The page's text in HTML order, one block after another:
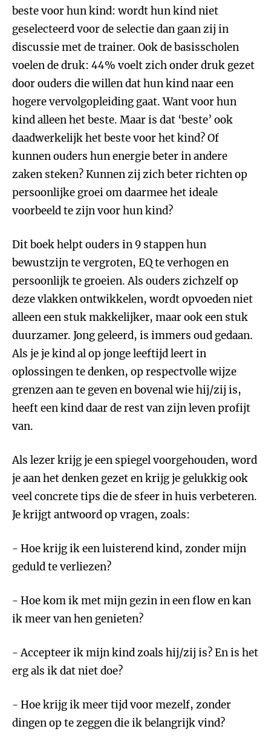
beste voor hun kind: wordt hun kind niet
geselecteerd voor de selectie dan gaan zij in
discussie met de trainer. Ook de basisscholen
voelen de druk: 44% voelt zich onder druk gezet
door ouders die willen dat hun kind naar een
hogere vervolgopleiding gaat. Want voor hun
kind alleen het beste. Maar is dat ‘beste’ ook
daadwerkelijk het beste voor het kind? Of
kunnen ouders hun energie beter in andere
zaken steken? Kunnen zij zich beter richten op
persoonlijke groei om daarmee het ideale
voorbeeld te zijn voor hun kind?
Dit boek helpt ouders in 9 stappen hun
bewustzijn te vergroten, EQ te verhogen en
persoonlijk te groeien. Als ouders zichzelf op
deze vlakken ontwikkelen, wordt opvoeden niet
alleen een stuk makkelijker, maar ook een stuk
duurzamer. Jong geleerd, is immers oud gedaan.
Als je je kind al op jonge leeftijd leert in
oplossingen te denken, op respectvolle wijze
grenzen aan te geven en bovenal wie hij/zij is,
heeft een kind daar de rest van zijn leven profijt
van.
Als lezer krijg je een spiegel voorgehouden, word
je aan het denken gezet en krijg je gelukkig ook
veel concrete tips die de sfeer in huis verbeteren.
Je krijgt antwoord op vragen, zoals:
- Hoe krijg ik een luisterend kind, zonder mijn
geduld te verliezen?
- Hoe kom ik met mijn gezin in een flow en kan
ik meer van hen genieten?
- Accepteer ik mijn kind zoals hij/zij is? En is het
erg als ik dat niet doe?
- Hoe krijg ik meer tijd voor mezelf, zonder
dingen op te zeggen die ik belangrijk vind?